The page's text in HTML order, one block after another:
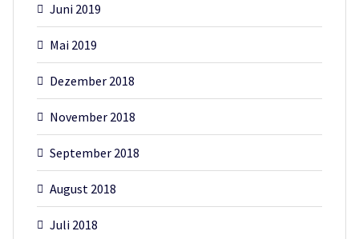
Juni 2019
Mai 2019
Dezember 2018
November 2018
September 2018
August 2018
Juli 2018